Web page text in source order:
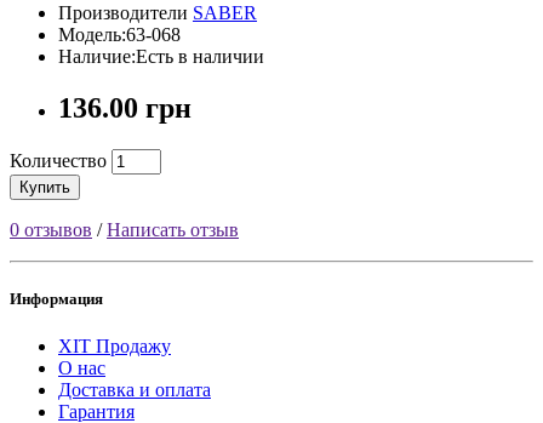
Производители SABER
Модель:63-068
Наличие:Есть в наличии
136.00 грн
Количество
Купить
0 отзывов /Написать отзыв
Информация
ХІТ Продажу
О нас
Доставка и оплата
Гарантия